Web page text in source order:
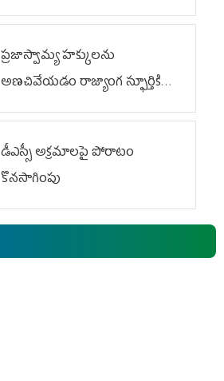
ప్రజాస్వామ్య హక్కులను
అణచివేయడం రాజ్యాంగ స్ఫూర్తికి
విరుద్ధం
డీఎస్సీ అక్రమాలపై పోరాటం
కొనసాగింపు